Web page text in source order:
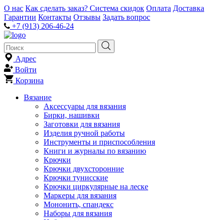
О нас Как сделать заказ? Система скидок Оплата Доставка
Гарантии Контакты Отзывы Задать вопрос
+7 (913) 206-46-24
Адрес
Войти
Корзина
Вязание
Аксессуары для вязания
Бирки, нашивки
Заготовки для вязания
Изделия ручной работы
Инструменты и приспособления
Книги и журналы по вязанию
Крючки
Крючки двухсторонние
Крючки тунисские
Крючки циркулярные на леске
Маркеры для вязания
Мононить, спандекс
Наборы для вязания